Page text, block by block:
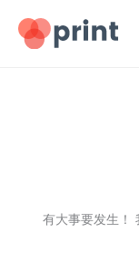
有大事要发生！